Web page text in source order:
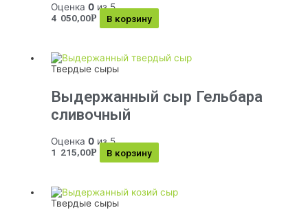
Оценка 0из 5
4 050,00Р В корзину
Твердые сыры
Выдержанный сыр Гельбара
сливочный
Оценка 0из 5
1 215,00Р В корзину
Твердые сыры